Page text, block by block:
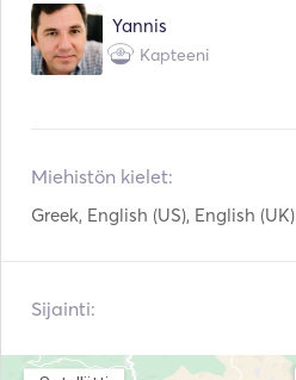
Yannis
Kapteeni
Miehistön kielet:
Greek, English (US), English (UK)
Sijainti: